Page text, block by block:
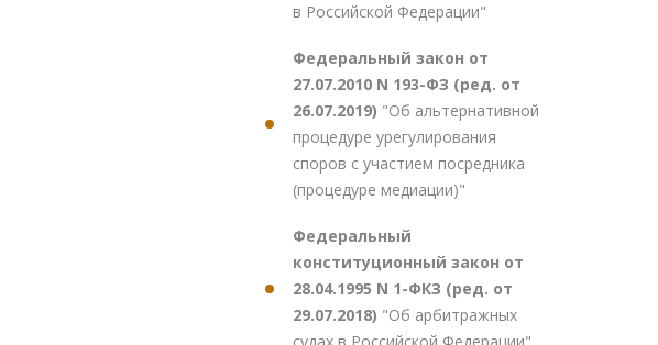
в Российской Федерации"
Федеральный закон от
27.07.2010 N 193-ФЗ (ред. от
26.07.2019) "Об альтернативной
процедуре урегулирования
споров с участием посредника
(процедуре медиации)"
Федеральный
конституционный закон от
28.04.1995 N 1-ФКЗ (ред. от
29.07.2018) "Об арбитражных